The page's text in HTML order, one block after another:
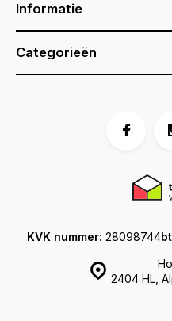
Informatie
Categorieën
2404 HL,
KVK nummer: 28098744